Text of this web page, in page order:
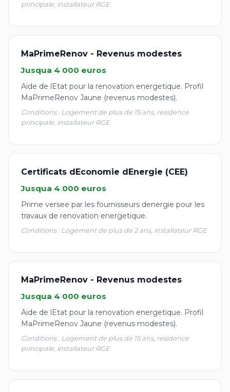
principale, installateur RGE
MaPrimeRenov - Revenus modestes
Jusqua 4 000 euros
Aide de lEtat pour la renovation energetique. Profil
MaPrimeRenov Jaune (revenus modestes).
Conditions : Logement de plus de 15 ans, residence
principale, installateur RGE
Certificats dEconomie dEnergie (CEE)
Jusqua 4 000 euros
Prime versee par les fournisseurs denergie pour les
travaux de renovation energetique.
Conditions : Logement de plus de 2 ans, installateur RGE
MaPrimeRenov - Revenus modestes
Jusqua 4 000 euros
Aide de lEtat pour la renovation energetique. Profil
MaPrimeRenov Jaune (revenus modestes).
Conditions : Logement de plus de 15 ans, residence
principale, installateur RGE